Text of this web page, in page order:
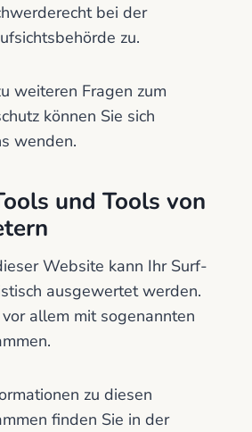
bei der
zu.
weiteren Fragen zum
können Sie sich
wenden.
und Tools von
Website kann Ihr Surf-
ausgewertet werden.
allem mit sogenannten
zu diesen
finden Sie in der